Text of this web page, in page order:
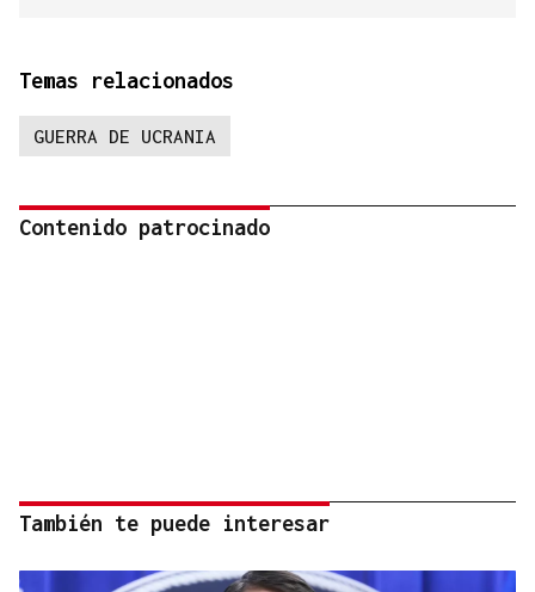
Temas relacionados
GUERRA DE UCRANIA
Contenido patrocinado
También te puede interesar